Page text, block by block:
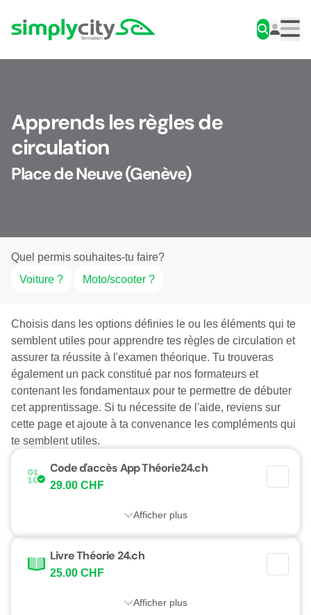
Simplycity
Apprends les règles de
circulation
Place de Neuve (Genève)
Quel permis souhaites-tu faire?
Voiture ?
Moto/scooter ?
Choisis dans les options définies le ou les éléments qui te
semblent utiles pour apprendre tes règles de circulation et
assurer ta réussite à l'examen théorique. Tu trouveras
également un pack constitué par nos formateurs et
contenant les fondamentaux pour te permettre de débuter
cet apprentissage. Si tu nécessite de l'aide, reviens sur
cette page et ajoute à ta convenance les compléments qui
te semblent utiles.
Code d'accès App Théorie24.ch
29.00 CHF
Afficher plus
Livre Théorie 24.ch
25.00 CHF
Afficher plus